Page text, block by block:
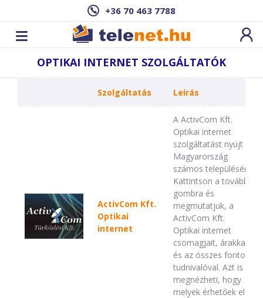
+36 70 463 7788
OPTIKAI INTERNET SZOLGÁLTATÓK
Szolgáltatás Leírás
ActivCom Kft.
Optikai
internet
A ActivCom Kft.
Optikai internet
szolgáltatást nyújt
Magyarország
számos településén.
Kattintson a tovább
gombra és
megmutatjuk, a
ActivCom Kft.
Optikai internet
csomagjait, árakkal,
és az összes fontos
tudnivalóval. Azt is
megnézheti, hogy
melyek érhetőek el